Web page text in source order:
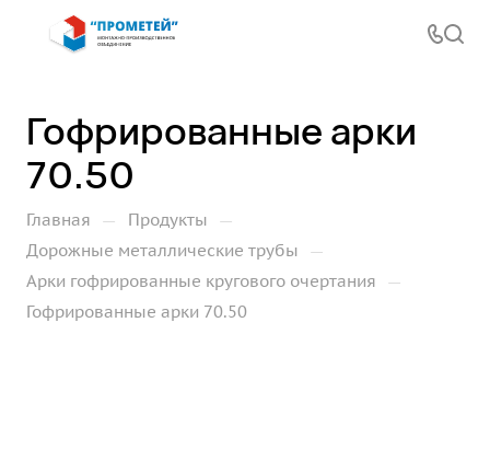
Гофрированные арки
70.50
Главная — Продукты —
Дорожные металлические трубы —
Арки гофрированные кругового очертания —
Гофрированные арки 70.50